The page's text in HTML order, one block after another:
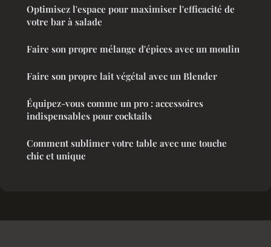
Optimisez l'espace pour maximiser l'efficacité de
votre bar à salade
Faire son propre mélange d'épices avec un moulin
Faire son propre lait végétal avec un Blender
Équipez-vous comme un pro : accessoires
indispensables pour cocktails
Comment sublimer votre table avec une touche
chic et unique